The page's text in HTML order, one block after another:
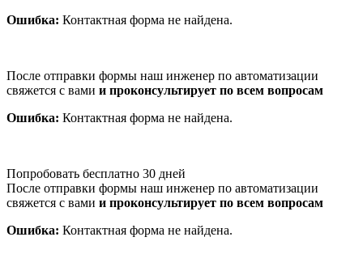
Ошибка: Контактная форма не найдена.
После отправки формы наш инженер по автоматизации
свяжется с вами и проконсультирует по всем вопросам
Ошибка: Контактная форма не найдена.
Попробовать бесплатно 30 дней
После отправки формы наш инженер по автоматизации
свяжется с вами и проконсультирует по всем вопросам
Ошибка: Контактная форма не найдена.